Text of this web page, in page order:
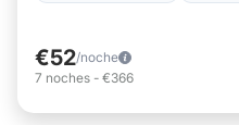
€52/noche
7 noches - €366